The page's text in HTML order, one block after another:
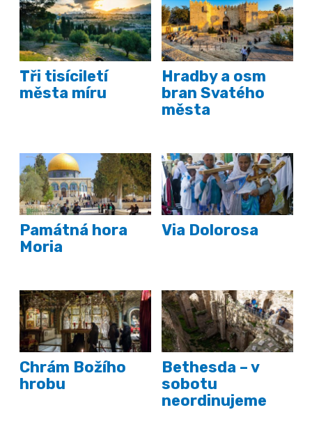
Tři tisíciletí
města míru
Hradby a osm
bran Svatého
města
Památná hora
Moria
Via Dolorosa
Chrám Božího
hrobu
Bethesda – v
sobotu
neordinujeme